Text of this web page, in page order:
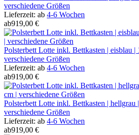
verschiedene Größen
Lieferzeit: ab 4-6 Wochen
ab919,00 €
Polsterbett Lotte inkl. Bettkasten | eisblau
verschiedene Größen
Lieferzeit: ab 4-6 Wochen
ab919,00 €
Polsterbett Lotte inkl. Bettkasten | hellgrau
verschiedene Größen
Lieferzeit: ab 4-6 Wochen
ab919,00 €